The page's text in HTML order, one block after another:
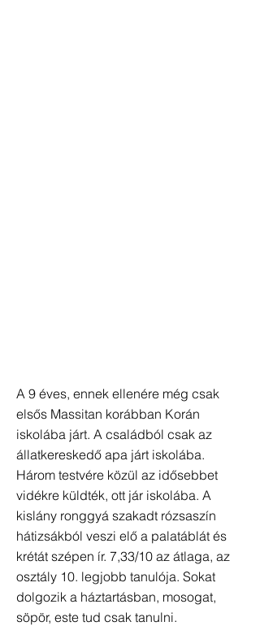
A 9 éves, ennek ellenére még csak
elsős Massitan korábban Korán
iskolába járt. A családból csak az
állatkereskedő apa járt iskolába.
Három testvére közül az idősebbet
vidékre küldték, ott jár iskolába. A
kislány ronggyá szakadt rózsaszín
hátizsákból veszi elő a palatáblát és
krétát szépen ír. 7,33/10 az átlaga, az
osztály 10. legjobb tanulója. Sokat
dolgozik a háztartásban, mosogat,
söpör, este tud csak tanulni.